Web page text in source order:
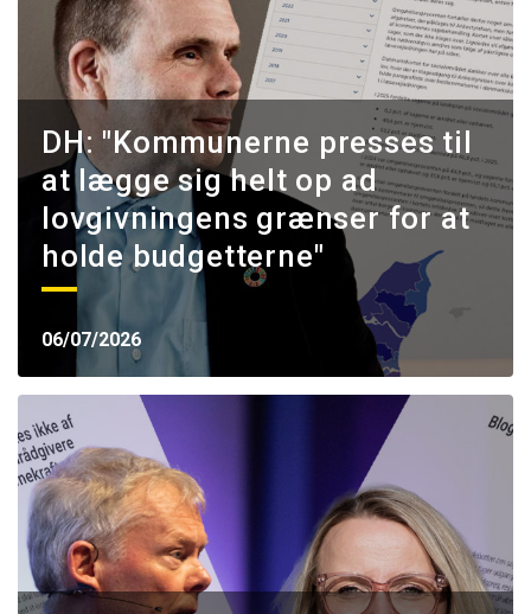
DH: "Kommunerne presses til
at lægge sig helt op ad
lovgivningens grænser for at
holde budgetterne"
06/07/2026